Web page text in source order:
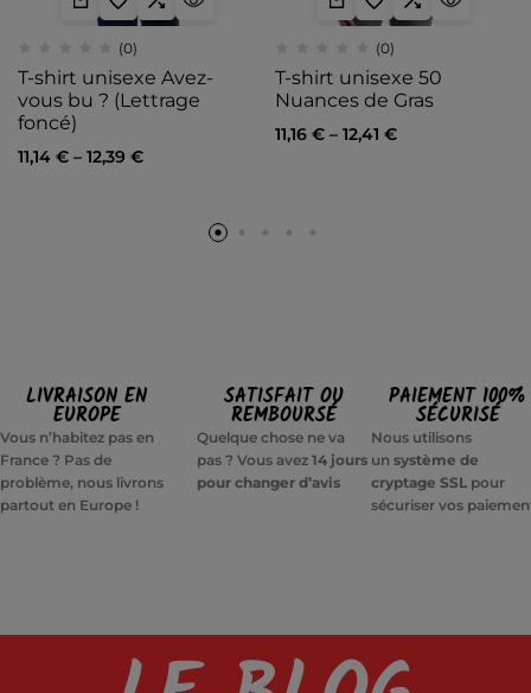
(0)
T-shirt unisexe Avez-
vous bu ? (Lettrage
foncé)
11,14 € – 12,39 €
(0)
T-shirt unisexe 50
Nuances de Gras
11,16 €– 12,41 €
LIVRAISON EN
EUROPE
Vous n’habitez pas en
France ? Pas de
problème, nous livrons
partout en Europe !
SATISFAIT OU
REMBOURSÉ
Quelque chose ne va
pas ? Vous avez14 jours
pour changer d’avis
PAIEMENT 100%
SÉCURISÉ
Nous utilisons
un système de
cryptage SSLpour
sécuriser vos